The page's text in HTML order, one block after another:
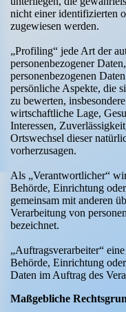
nicht einer identifizierten
zugewiesen werden.
„Profiling“ jede Art der
personenbezogener
personenbezogenen
persönliche Aspekte, die
zu bewerten,
wirtschaftliche Lage,
Interessen,
Ortswechsel dieser
vorherzusagen.
Als „Verantwortlicher“
Behörde, Einrichtung
gemeinsam mit anderen
Verarbeitung von
bezeichnet.
„Auftragsverarbeiter“
Behörde, Einrichtung
Daten im Auftrag des
Maßgebliche